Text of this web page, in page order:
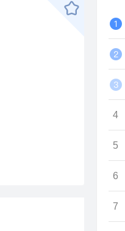
4
5
6
7